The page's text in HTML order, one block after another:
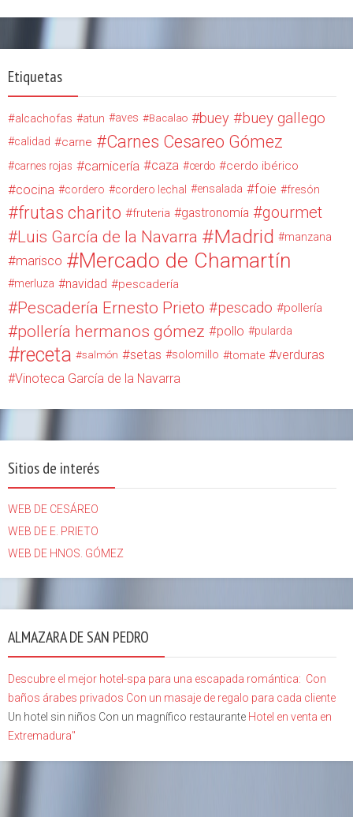
Etiquetas
alcachofas atun aves Bacalao buey buey gallego
calidad carne Carnes Cesareo Gómez
carnes rojas carnicería caza cerdo cerdo ibérico
cocina cordero cordero lechal ensalada foie fresón
frutas charito fruteria gastronomía gourmet
Luis García de la Navarra Madrid manzana
marisco Mercado de Chamartín
merluza navidad pescadería
Pescadería Ernesto Prieto pescado pollería
pollería hermanos gómez pollo pularda
receta salmón setas solomillo tomate
verduras
Vinoteca García de la Navarra
Sitios de interés
WEB DE CESÁREO
WEB DE E. PRIETO
WEB DE HNOS. GÓMEZ
ALMAZARA DE SAN PEDRO
Descubre el mejor hotel-spa para una escapada romántica: Con
baños árabes privados Con un masaje de regalo para cada cliente
Un hotel sin niños Con un magnífico restaurante Hotel en venta en
Extremadura"